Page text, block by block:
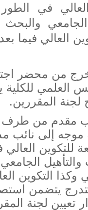
في الطور
الجامعي والبحث
العالي فيما
من محضر
العلمي
لجنة المقررين.
مقدم من طرف
موجه إلى نائب
للتكوين
والتأهيل
وكذا التكوين
يتضمن
تعيين لجنة